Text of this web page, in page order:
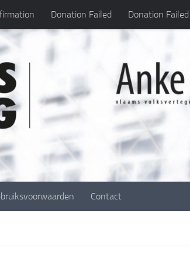
Donation Failed Donation Failed
Contact